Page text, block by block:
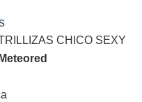
CHICO SEXY